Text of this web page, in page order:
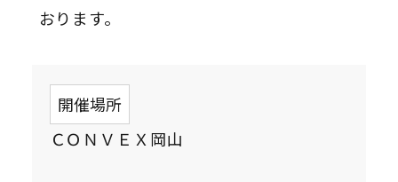
おります。
開催場所
ＣＯＮＶＥＸ岡山